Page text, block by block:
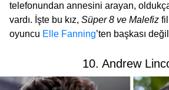
telefonundan annesini arayan, oldukça
vardı. İşte bu kız, Süper 8 ve Malefiz
oyuncu Elle Fanning’ten başkası
10. Andrew